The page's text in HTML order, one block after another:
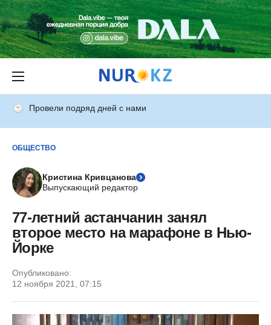
Провели подряд дней с нами
ОБЩЕСТВО
Кристина Кривцанова
Выпускающий редактор
77-летний астанчанин занял
второе место на марафоне в Нью-
Йорке
Опубликовано:
12 ноября 2021, 07:15